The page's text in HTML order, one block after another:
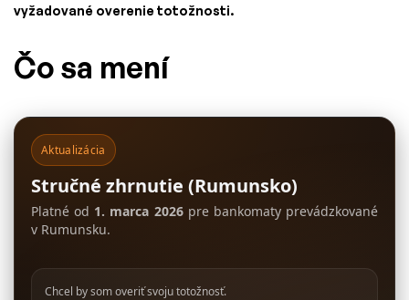
vyžadované overenie totožnosti.
Čo sa mení
Aktualizácia
Stručné zhrnutie (Rumunsko)
Platné od 1. marca 2026pre bankomaty prevádzkované
v Rumunsku.
Chcel by som overiť svoju totožnosť.